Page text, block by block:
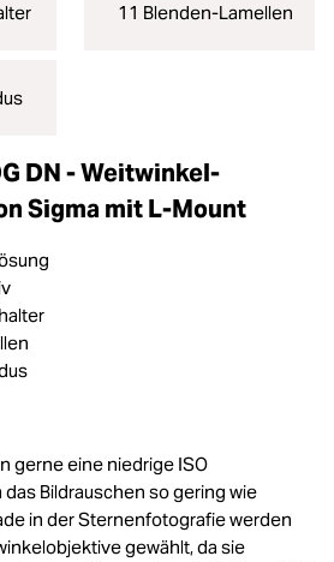
11 Blenden-Lamellen
DN - Weitwinkel-
Sigma mit L-Mount
gerne eine niedrige ISO
Bildrauschen so gering wie
in der Sternenfotografie werden
gewählt, da sie